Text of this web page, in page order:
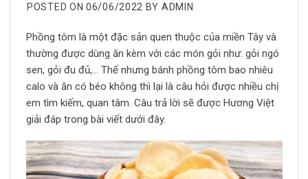
POSTED ON 06/06/2022 BY ADMIN
Phồng tôm là một đặc sản quen thuộc của miền Tây và
thường được dùng ăn kèm với các món gỏi như: gỏi ngó
sen, gỏi đu đủ,… Thế nhưng bánh phồng tôm bao nhiêu
calo và ăn có béo không thì lại là câu hỏi được nhiều chị
em tìm kiếm, quan tâm. Câu trả lời sẽ được Hương Việt
giải đáp trong bài viết dưới đây.